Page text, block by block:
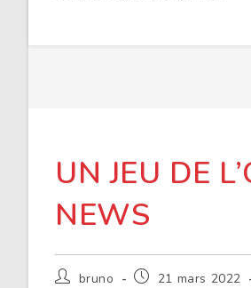
UN JEU DE
NEWS
Auteur/autrice
bruno
Publication
21 mars 2022